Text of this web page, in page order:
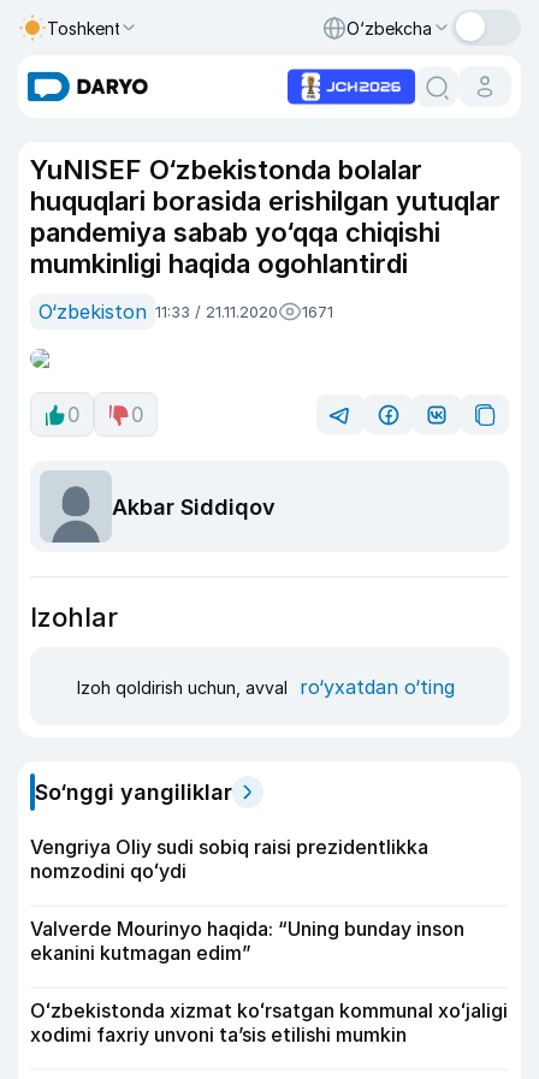
Toshkent O‘zbekcha
YuNISEF O‘zbekistonda bolalar
huquqlari borasida erishilgan yutuqlar
pandemiya sabab yo‘qqa chiqishi
mumkinligi haqida ogohlantirdi
O‘zbekiston 11:33 / 21.11.2020 1671
0 0
Akbar Siddiqov
Izohlar
Izoh qoldirish uchun, avval ro‘yxatdan o‘ting
So‘nggi yangiliklar
Vengriya Oliy sudi sobiq raisi prezidentlikka
nomzodini qoʻydi
Valverde Mourinyo haqida: “Uning bunday inson
ekanini kutmagan edim”
Oʻzbekistonda xizmat koʻrsatgan kommunal xoʻjaligi
xodimi faxriy unvoni taʼsis etilishi mumkin